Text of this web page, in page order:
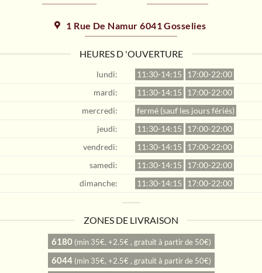
1 Rue De Namur 6041 Gosselies
HEURES D 'OUVERTURE
lundi: 11:30-14:15
17:00-22:00
mardi:
11:30-14:15
17:00-22:00
mercredi:
fermé (sauf les jours fériés)
jeudi:
11:30-14:15
17:00-22:00
vendredi:
11:30-14:15
17:00-22:00
samedi:
11:30-14:15
17:00-22:00
dimanche:
11:30-14:15 17:00-22:00
ZONES DE LIVRAISON
6180 (min 35€, +2.5€ , gratuit à partir de 50€)
6044 (min 35€, +2.5€ , gratuit à partir de 50€)